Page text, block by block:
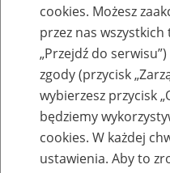
Komunikaty
Zmienią się
placówkach ZUS
cookies. Możesz
przez nas
„Przejdź do
zgody (przycisk
wybierzesz przycisk
będziemy
cookies. W każdej
ustawienia. Aby to